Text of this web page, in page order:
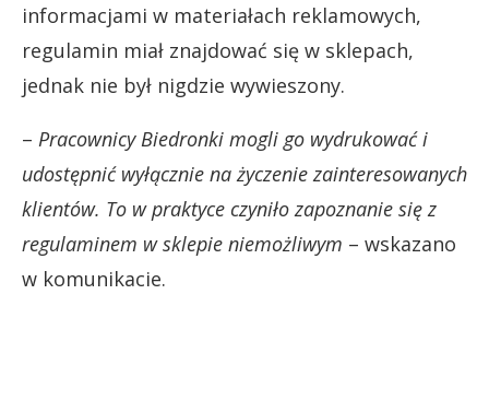
informacjami w materiałach reklamowych,
regulamin miał znajdować się w sklepach,
jednak nie był nigdzie wywieszony.
– Pracownicy Biedronki mogli go wydrukować i
udostępnić wyłącznie na życzenie zainteresowanych
klientów. To w praktyce czyniło zapoznanie się z
regulaminem w sklepie niemożliwym – wskazano
w komunikacie.